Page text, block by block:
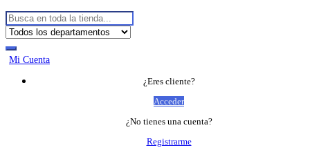
Buscar:
Mi Cuenta
¿Eres cliente?
Acceder
¿No tienes una cuenta?
Registrarme